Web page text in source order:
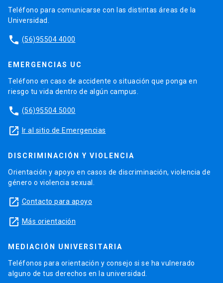
Teléfono para comunicarse con las distintas áreas de la
Universidad.
phone (56)95504 4000
EMERGENCIAS UC
Teléfono en caso de accidente o situación que ponga en
riesgo tu vida dentro de algún campus.
phone (56)95504 5000
launch Ir al sitio de Emergencias
DISCRIMINACIÓN Y VIOLENCIA
Orientación y apoyo en casos de discriminación, violencia de
género o violencia sexual.
launch Contacto para apoyo
launch Más orientación
MEDIACIÓN UNIVERSITARIA
Teléfonos para orientación y consejo si se ha vulnerado
alguno de tus derechos en la universidad.